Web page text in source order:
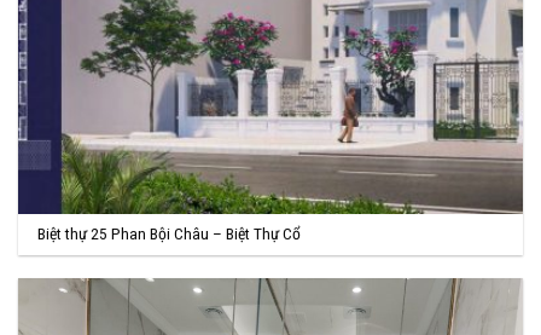
Biệt thự 25 Phan Bội Châu – Biệt Thự Cổ